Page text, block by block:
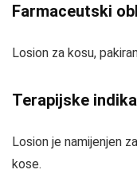
Farmaceutski
Losion za kosu,
Terapijske
Losion je namijenjen
kose.